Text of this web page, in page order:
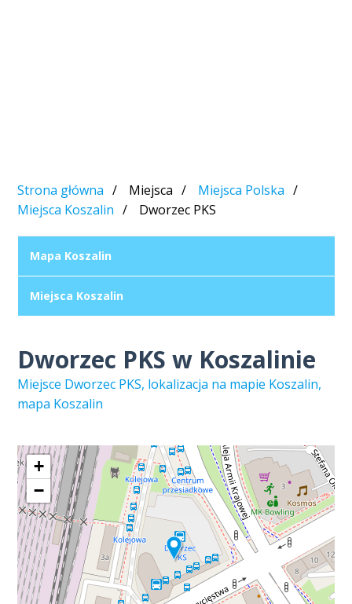
Strona główna Miejsca
Miejsca Polska
Miejsca Koszalin
Dworzec PKS
Mapa Koszalin
Miejsca Koszalin
Dworzec PKS w Koszalinie
Miejsce Dworzec PKS, lokalizacja na mapie Koszalin,
mapa Koszalin
+
−